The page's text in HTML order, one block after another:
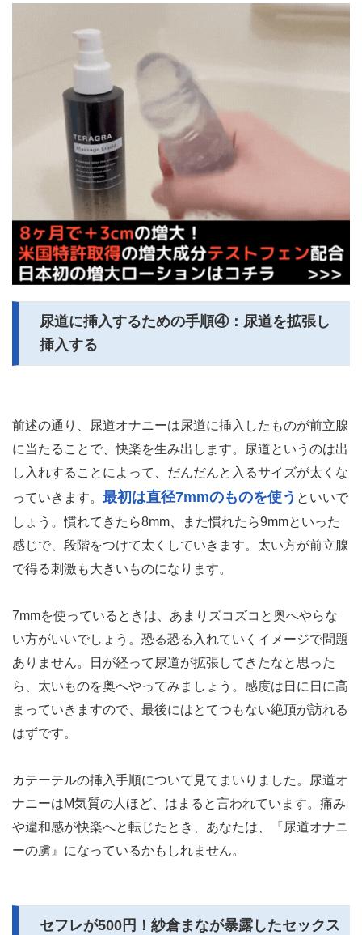
尿道に挿入するための手順④：尿道を拡張し
挿入する
前述の通り、尿道オナニーは尿道に挿入したものが前立腺
に当たることで、快楽を生み出します。尿道というのは出
し入れすることによって、だんだんと入るサイズが太くな
っていきます。 最初は直径7mmのものを使う といいで
しょう。慣れてきたら8mm、また慣れたら9mmといった
感じで、段階をつけて太くしていきます。太い方が前立腺
で得る刺激も大きいものになります。
7mmを使っているときは、あまりズコズコと奥へやらな
い方がいいでしょう。恐る恐る入れていくイメージで問題
ありません。日が経って尿道が拡張してきたなと思った
ら、太いものを奥へやってみましょう。感度は日に日に高
まっていきますので、最後にはとてつもない絶頂が訪れる
はずです。
カテーテルの挿入手順について見てまいりました。尿道オ
ナニーはM気質の人ほど、はまると言われています。痛み
や違和感が快楽へと転じたとき、あなたは、『尿道オナニ
ーの虜』になっているかもしれません。
セフレが500円！紗倉まなが暴露したセックス